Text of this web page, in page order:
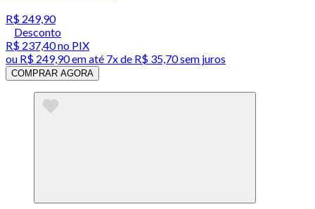
R$ 249,90
Desconto
R$ 237,40no PIX
ou R$ 249,90em até 7x de R$ 35,70 sem juros
COMPRAR AGORA